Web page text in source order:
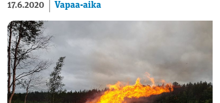
17.6.2020 Vapaa-aika